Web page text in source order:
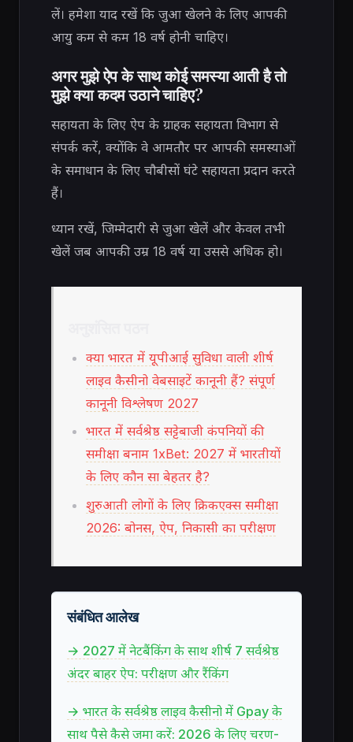
लें। हमेशा याद रखें कि जुआ खेलने के लिए आपकी
आयु कम से कम 18 वर्ष होनी चाहिए।
अगर मुझे ऐप के साथ कोई समस्या आती है तो
मुझे क्या कदम उठाने चाहिए?
सहायता के लिए ऐप के ग्राहक सहायता विभाग से
संपर्क करें, क्योंकि वे आमतौर पर आपकी समस्याओं
के समाधान के लिए चौबीसों घंटे सहायता प्रदान करते
हैं।
ध्यान रखें, जिम्मेदारी से जुआ खेलें और केवल तभी
खेलें जब आपकी उम्र 18 वर्ष या उससे अधिक हो।
क्या भारत में यूपीआई सुविधा वाली शीर्ष
लाइव कैसीनो वेबसाइटें कानूनी हैं? संपूर्ण
कानूनी विश्लेषण 2027
भारत में सर्वश्रेष्ठ सट्टेबाजी कंपनियों की
समीक्षा बनाम 1xBet: 2027 में भारतीयों
के लिए कौन सा बेहतर है?
शुरुआती लोगों के लिए क्रिकएक्स समीक्षा
2026: बोनस, ऐप, निकासी का परीक्षण
संबंधित आलेख
→ 2027 में नेटबैंकिंग के साथ शीर्ष 7 सर्वश्रेष्ठ
अंदर बाहर ऐप: परीक्षण और रैंकिंग
→ भारत के सर्वश्रेष्ठ लाइव कैसीनो में Gpay के
साथ पैसे कैसे जमा करें: 2026 के लिए चरण-